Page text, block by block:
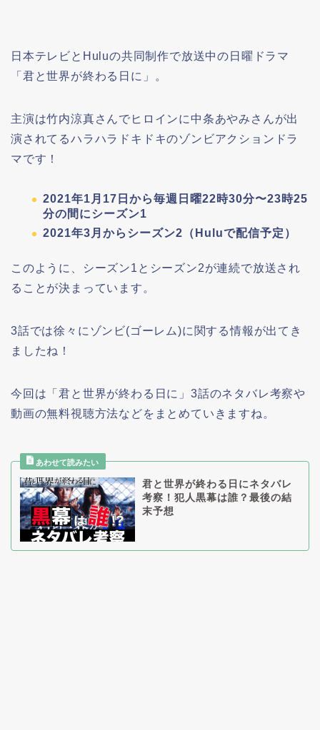
日本テレビとHuluの共同制作で放送中の日曜ドラマ
「君と世界が終わる日に」。
主演は竹内涼真さんでヒロインに中条あやみさんが出
演されてるハラハラドキドキのゾンビアクションドラ
マです！
2021年1月17日から毎週日曜22時30分〜23時25
分の間にシーズン1
2021年3月からシーズン2（Huluで配信予定）
このように、シーズン1とシーズン2が連続で放送され
ることが決まっています。
3話では徐々にゾンビ(ゴーレム)に関する情報が出てき
ましたね！
今回は「君と世界が終わる日に」3話のネタバレ考察や
動画の無料視聴方法などをまとめていきますね。
君と世界が終わる日にネタバレ
考察！犯人黒幕は誰？最後の結
末予想